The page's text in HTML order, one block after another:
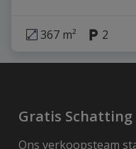
367 m² 2
Gratis Schatting
Ons verkoopsteam